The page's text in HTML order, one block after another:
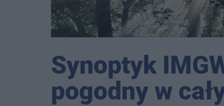
Synoptyk
pogodny w